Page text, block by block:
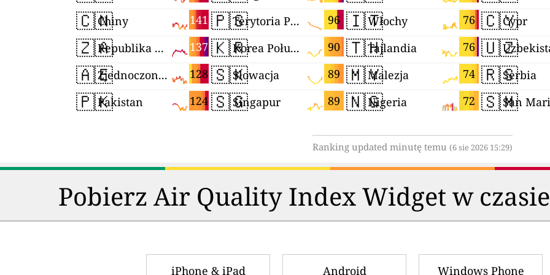
🇨🇳 141
Chiny
🇿🇦 137
Republika Południowej Afryki
🇦🇪 128
Zjednoczone Emiraty Arabskie
🇵🇰 124
Pakistan
🇵🇸 96
Terytoria Palestyńskie
🇰🇷 90
Korea Południowa
🇸🇰 89
Słowacja
🇸🇬 89
Singapur
🇮🇹 76
Włochy
🇹🇭 76
Tajlandia
🇲🇾 74
Malezja
🇳🇬 72
Nigeria
🇨🇾
Cypr
🇺🇿
🇷🇸Serbia
🇸🇲
San
Ranking updated minutę temu (6 sie 2026 15:29)
Pobierz Air Quality Index Widget w
iPhone & iPad Android Windows Phone